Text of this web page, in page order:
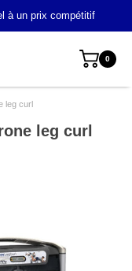
à un prix compétitif
0
leg curl
leg curl